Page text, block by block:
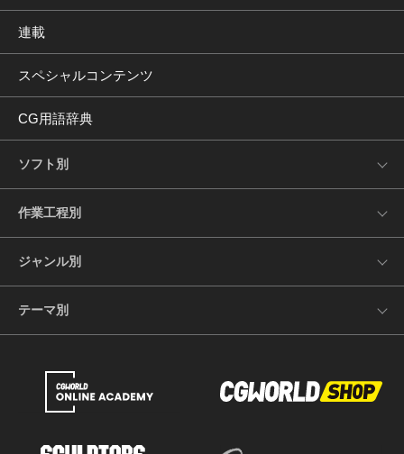
連載
スペシャルコンテンツ
CG用語辞典
ソフト別
作業工程別
ジャンル別
テーマ別